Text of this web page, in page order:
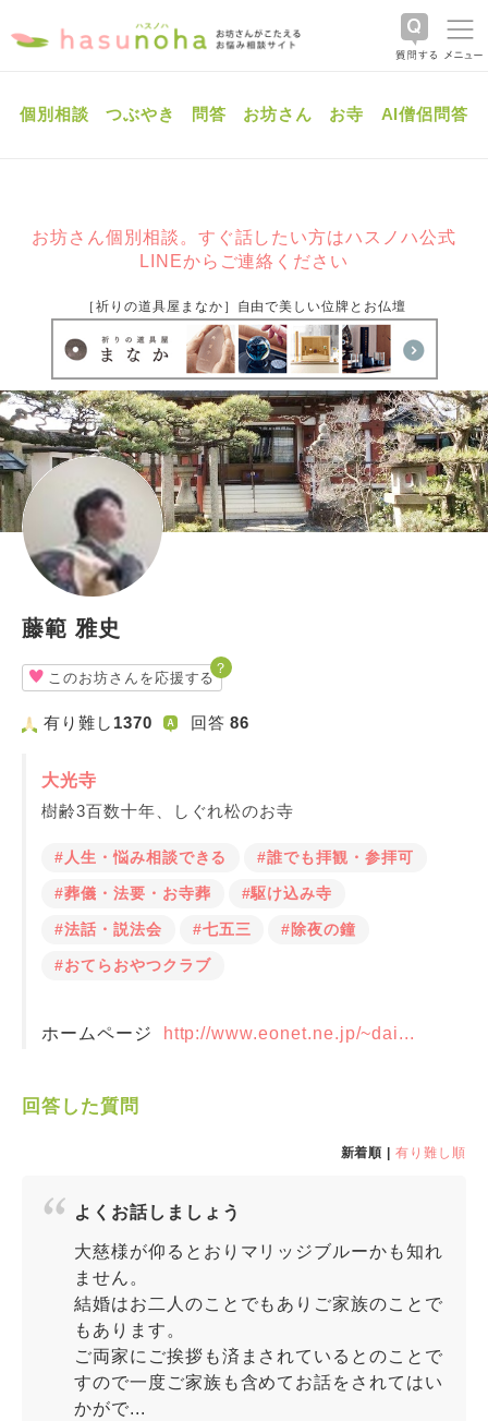
個別相談 つぶやき 問答 お坊さん お寺 AI僧侶問答
お坊さん個別相談。すぐ話したい方はハスノハ公式
LINEからご連絡ください
［祈りの道具屋まなか］自由で美しい位牌とお仏壇
藤範 雅史
このお坊さんを応援する
？
有り難し 1370 回答 86
大光寺
樹齢3百数十年、しぐれ松のお寺
#人生・悩み相談できる #誰でも拝観・参拝可
#葬儀・法要・お寺葬 #駆け込み寺
#法話・説法会 #七五三 #除夜の鐘
#おてらおやつクラブ
ホームページ http://www.eonet.ne.jp/~dai...
回答した質問
新着順 |有り難し順
よくお話しましょう
大慈様が仰るとおりマリッジブルーかも知れ
ません。
結婚はお二人のことでもありご家族のことで
もあります。
ご両家にご挨拶も済まされているとのことで
すので一度ご家族も含めてお話をされてはい
かがで...